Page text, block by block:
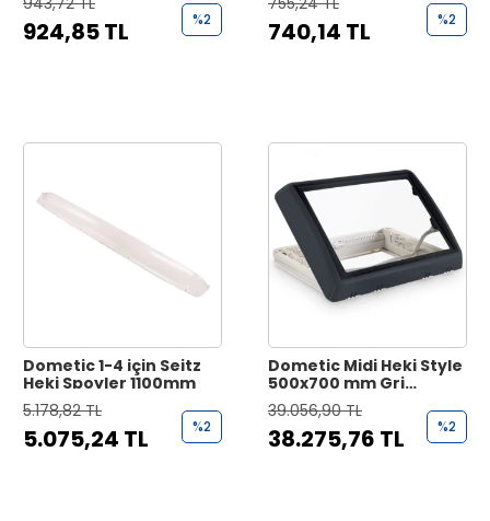
924,85 TL %2 740,14 TL %2
Dometic 1-4 için Seitz
Heki Spoyler 1100mm
5.178,82 TL
5.075,24 TL %2
Dometic Midi Heki Style
500x700 mm Gri
Karavan Tavan Heki
39.056,90 TL
38.275,76 TL %2